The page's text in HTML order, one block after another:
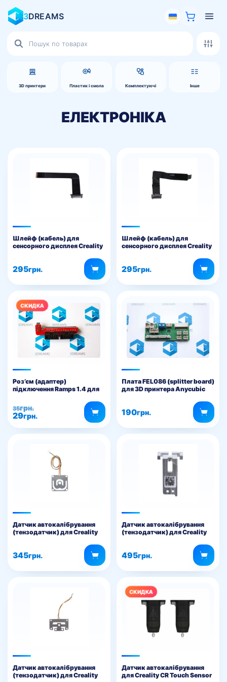
3DREAMS
3D принтери Пластик і смола Комплектуючі Інше
товарів
Шлейф (кабель) для
сенсорного дисплея Creality
295грн.
Шлейф (кабель) для
сенсорного дисплея Creality
295грн.
Роз’єм (адаптер)
підключення Ramps 1.4 для
35грн.
Оригінальна
ціна:
29грн.
Поточна
ціна:
Плата FEL086 (splitter board)
для 3D принтера Anycubic
190грн.
Датчик автокалібрування
(тензодатчик) для Creality
345грн.
Датчик автокалібрування
(тензодатчик) для Creality
495грн.
Датчик автокалібрування
(тензодатчик) для Creality
Датчик автокалібрування
для Creality CR Touch Sensor